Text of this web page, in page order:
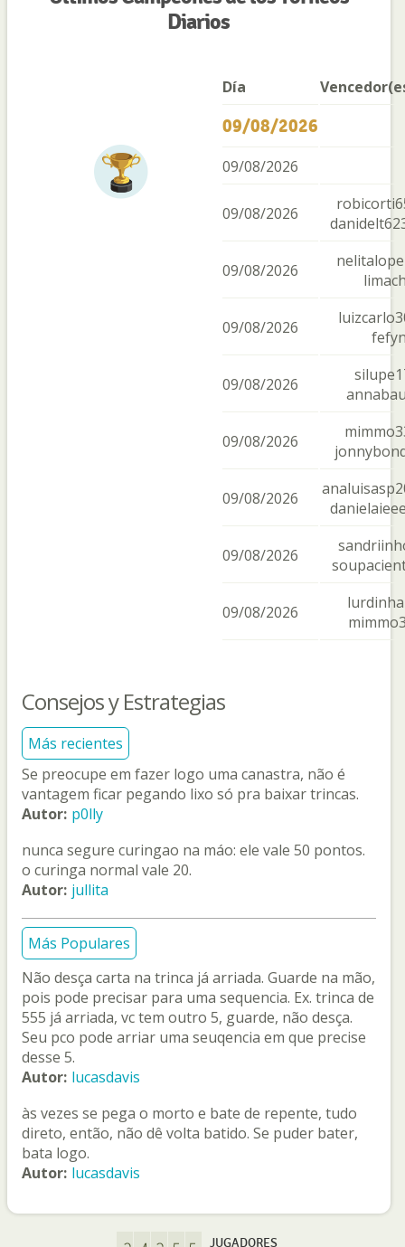
Diarios
Día
09/08/2026
09/08/2026
09/08/2026
09/08/2026
09/08/2026
09/08/2026
09/08/2026
09/08/2026
09/08/2026
09/08/2026
Consejos y Estrategias
Más recientes
Se preocupe em fazer logo uma canastra, não é
vantagem ficar pegando lixo só pra baixar trincas.
Autor: p0lly
nunca segure curingao na máo: ele vale 50 pontos.
o curinga normal vale 20.
Autor: jullita
Más Populares
Não desça carta na trinca já arriada. Guarde na mão,
pois pode precisar para uma sequencia. Ex. trinca de
555 já arriada, vc tem outro 5, guarde, não desça.
Seu pco pode arriar uma seuqencia em que precise
desse 5.
Autor: lucasdavis
às vezes se pega o morto e bate de repente, tudo
direto, então, não dê volta batido. Se puder bater,
bata logo.
Autor: lucasdavis
JUGADORES